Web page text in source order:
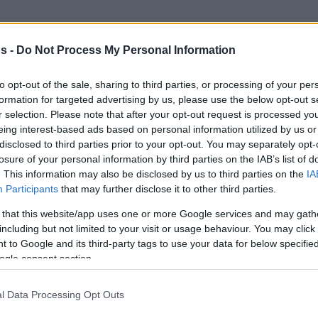
- Do Not Process My Personal Information
opt-out of the sale, sharing to third parties, or processing of your
for targeted advertising by us, please use the below opt-out
selection. Please note that after your opt-out request is processed
interest-based ads based on personal information utilized by us
to third parties prior to your opt-out. You may separately
of your personal information by third parties on the IAB’s list of
This information may also be disclosed by us to third parties on the
Participants that may further disclose it to other third parties.
that this website/app uses one or more Google services and may
but not limited to your visit or usage behaviour. You may
to Google and its third-party tags to use your data for below
consent section.
Data Processing Opt Outs
σκορ στο μεγαλύτερο μέρος της
με τρίποντο του Κάνααν στα 3:16 για τη
λύσεις στο φινάλε. Ενώ κρατώντας
, με την άμυνα κυρίως τουΟυόκαπ,
στηνένατη ήττατους στη σεζόν.
στη δεύτερη περίοδο, πήρε το
στους Πειραιώτες ένα σημαντικό ματς,
το -8 της ήττας στο πρώτο γύρο στο